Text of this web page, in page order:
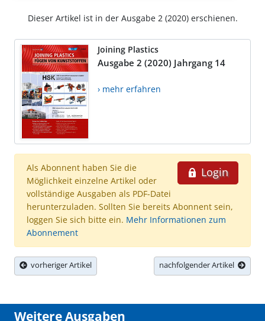
Dieser Artikel ist in der Ausgabe 2 (2020) erschienen.
Joining Plastics
Ausgabe 2 (2020) Jahrgang 14
› mehr erfahren
Login
Als Abonnent haben Sie die
Möglichkeit einzelne Artikel oder
vollständige Ausgaben als PDF-Datei
herunterzuladen. Sollten Sie bereits Abonnent sein,
loggen Sie sich bitte ein. Mehr Informationen zum
Abonnement
vorheriger Artikel nachfolgender Artikel
Weitere Ausgaben